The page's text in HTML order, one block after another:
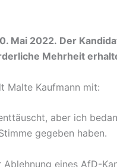
Mai 2022. Der
Mehrheit
Malte Kaufmann mit:
aber ich
gegeben haben.
Ablehnung eines AfD-